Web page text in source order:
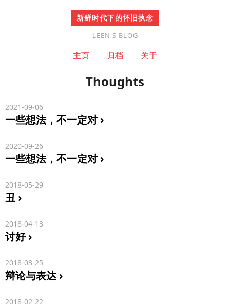
新鲜时代下的怀旧执念
LEEN'S BLOG
主页 归档 关于
Thoughts
2021-09-06
一些想法，不一定对
2020-09-26
一些想法，不一定对
2018-05-29
丑
2018-04-13
讨好
2018-03-25
辩论与表达
2018-02-22